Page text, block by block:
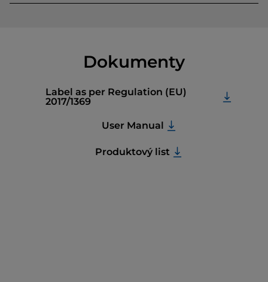
Dokumenty
Label as per Regulation (EU)
2017/1369
User Manual
Produktový list